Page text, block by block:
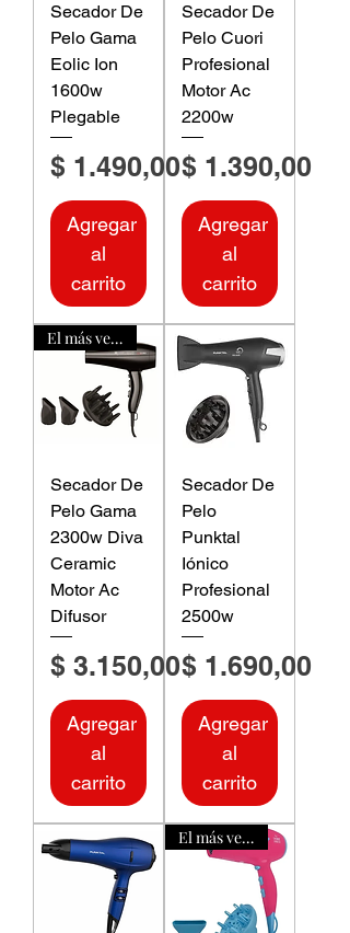
Secador De
Pelo Gama
Eolic Ion
1600w
Plegable
Precio
$ 1.490,00
Agregar
al
carrito
Secador De
Pelo Cuori
Profesional
Motor Ac
2200w
Precio
$ 1.390,00
Agregar
al
carrito
El más vendido!
Secador De
Pelo Gama
2300w Diva
Ceramic
Motor Ac
Difusor
Precio
$ 3.150,00
Agregar
al
carrito
Secador De
Pelo
Punktal
Iónico
Profesional
2500w
Precio
$ 1.690,00
Agregar
al
carrito
El más vendido!